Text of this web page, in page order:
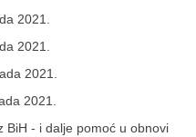
2021.
2021.
2021.
2021.
BiH - i dalje pomoć u obnovi